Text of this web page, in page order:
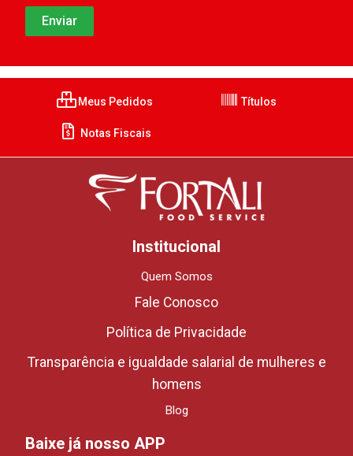
Meus Pedidos Títulos
Notas Fiscais
Institucional
Quem Somos
Fale Conosco
Política de Privacidade
Transparência e igualdade salarial de mulheres e
homens
Blog
Baixe já nosso APP